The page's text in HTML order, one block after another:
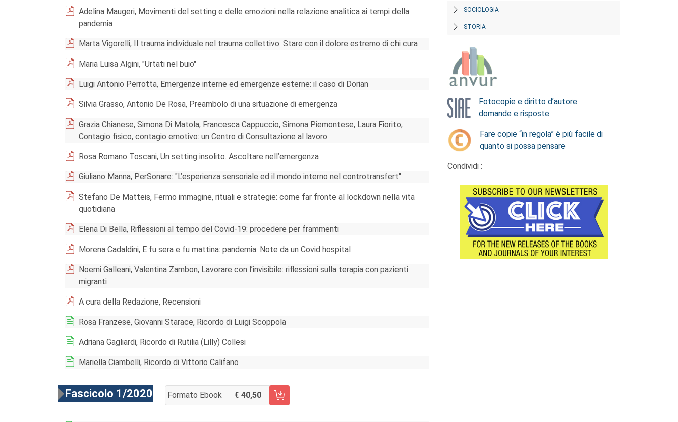
Adelina Maugeri, Movimenti del setting e delle emozioni nella relazione analitica ai tempi della
pandemia
Marta Vigorelli, Il trauma individuale nel trauma collettivo. Stare con il dolore estremo di chi cura
Maria Luisa Algini, "Urtati nel buio"
Luigi Antonio Perrotta, Emergenze interne ed emergenze esterne: il caso di Dorian
Silvia Grasso, Antonio De Rosa, Preambolo di una situazione di emergenza
Grazia Chianese, Simona Di Matola, Francesca Cappuccio, Simona Piemontese, Laura Fiorito,
Contagio fisico, contagio emotivo: un Centro di Consultazione al lavoro
Rosa Romano Toscani, Un setting insolito. Ascoltare nell’emergenza
Giuliano Manna, PerSonare: "L’esperienza sensoriale ed il mondo interno nel controtransfert"
Stefano De Matteis, Fermo immagine, rituali e strategie: come far fronte al lockdown nella vita
quotidiana
Elena Di Bella, Riflessioni al tempo del Covid-19: procedere per frammenti
Morena Cadaldini, E fu sera e fu mattina: pandemia. Note da un Covid hospital
Noemi Galleani, Valentina Zambon, Lavorare con l’invisibile: riflessioni sulla terapia con pazienti
migranti
A cura della Redazione, Recensioni
Rosa Franzese, Giovanni Starace, Ricordo di Luigi Scoppola
Adriana Gagliardi, Ricordo di Rutilia (Lilly) Collesi
Mariella Ciambelli, Ricordo di Vittorio Califano
Fascicolo 1/2020 Formato Ebook 40,50
AGGIUNGI AL CARRELLO FASCICOLO 1/2020
SOCIOLOGIA
STORIA
Fotocopie e diritto d’autore:
domande e risposte
Fare copie “in regola” è più facile di
quanto si possa pensare
Condividi :